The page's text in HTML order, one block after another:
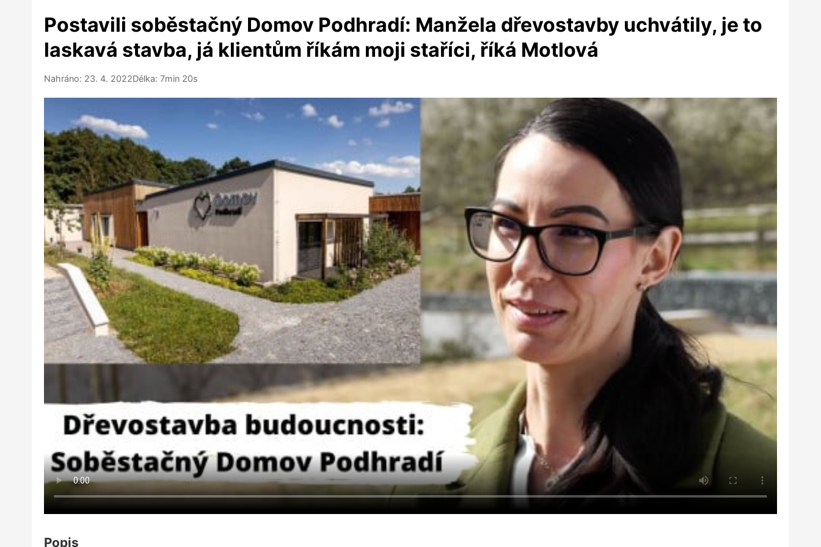
Postavili soběstačný Domov Podhradí: Manžela dřevostavby uchvátily, je to
laskavá stavba, já klientům říkám moji staříci, říká Motlová
Nahráno: 23. 4. 2022Délka: 7min 20s
Popis